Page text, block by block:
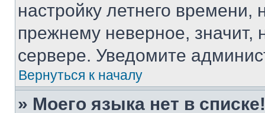
настройку летнего
прежнему неверное, значит,
сервере. Уведомите
Вернуться к началу
» Моего языка нет в списке!